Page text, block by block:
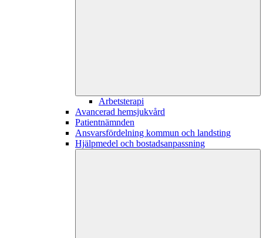
Arbetsterapi
Avancerad hemsjukvård
Patientnämnden
Ansvarsfördelning kommun och landsting
Hjälpmedel och bostadsanpassning